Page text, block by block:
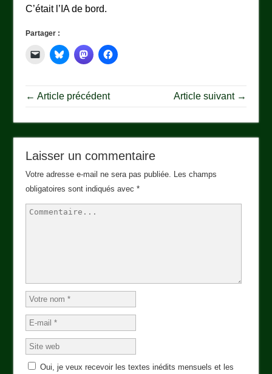
C’était l’IA de bord.
Partager :
← Article précédent Article suivant →
Laisser un commentaire
Votre adresse e-mail ne sera pas publiée. Les champs
obligatoires sont indiqués avec*
Oui, je veux recevoir les textes inédits mensuels et les